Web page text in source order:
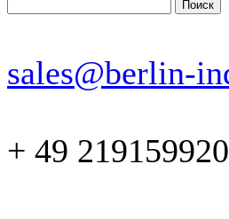
sales@berlin-
+ 49